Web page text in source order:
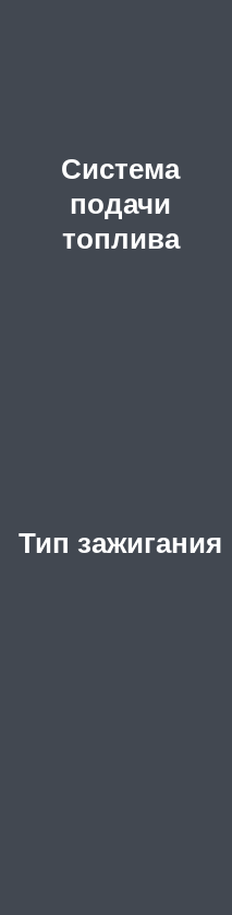
Система
подачи
топлива
Тип зажигания